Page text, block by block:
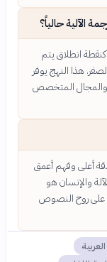
الآلية حالياً؟
انطلاق يتم
هذا النهج يوفر
والمجال المتخصص
أعلى وفهم أعمق
والإنسان هو
على روح النصوص